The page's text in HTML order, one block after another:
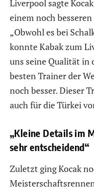
Liverpool sagte
einem noch
„Obwohl es bei
konnte Kabak zum
uns seine Qualität in
besten Trainer der
noch besser. Dieser
auch für die Türkei
„Kleine Details im
sehr entscheidend“
Zuletzt ging Kocak